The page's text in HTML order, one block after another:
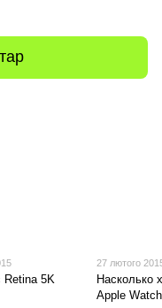
Retina 5K
27 лютого
Насколько
Apple Watch